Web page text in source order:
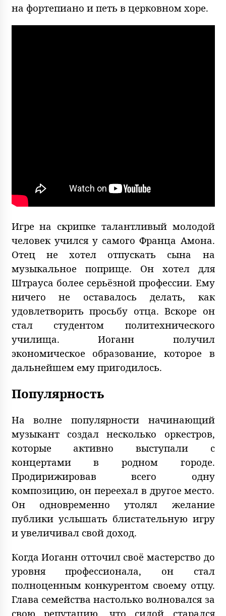
на фортепиано и петь в церковном хоре.
Игре на скрипке талантливый молодой
человек учился у самого Франца Амона.
Отец не хотел отпускать сына на
музыкальное поприще. Он хотел для
Штрауса более серьёзной профессии. Ему
ничего не оставалось делать, как
удовлетворить просьбу отца. Вскоре он
стал студентом политехнического
училища. Иоганн получил
экономическое образование, которое в
дальнейшем ему пригодилось.
Популярность
На волне популярности начинающий
музыкант создал несколько оркестров,
которые активно выступали с
концертами в родном городе.
Продирижировав всего одну
композицию, он переехал в другое место.
Он одновременно утолял желание
публики услышать блистательную игру
и увеличивал свой доход.
Когда Иоганн отточил своё мастерство до
уровня профессионала, он стал
полноценным конкурентом своему отцу.
Глава семейства настолько волновался за
свою репутацию, что силой старался